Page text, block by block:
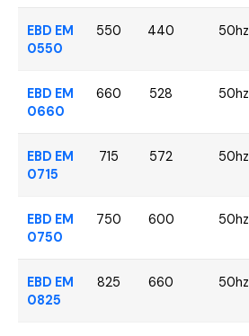
EBD EM
0550
550 440 50hz
EBD EM
0660
660 528 50hz
EBD EM
0715
715 572 50hz
EBD EM
0750
750 600 50hz
EBD EM
0825
825 660 50hz